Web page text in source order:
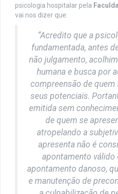
psicologia hospitalar pela
vai nos dizer que:
“Acredito que a
fundamentada, antes
não julgamento,
humana e busca por
compreensão de quem
seus potenciais.
emitida sem
de quem se
atropelando a
apresenta não é
apontamento válido
apontamento danoso,
e manutenção de